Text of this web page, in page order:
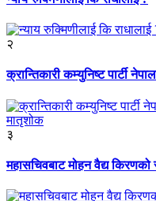
२
क्रान्तिकारी कम्युनिष्ट पार्टी
३
महासचिवबाट मोहन वैद्य किरणको